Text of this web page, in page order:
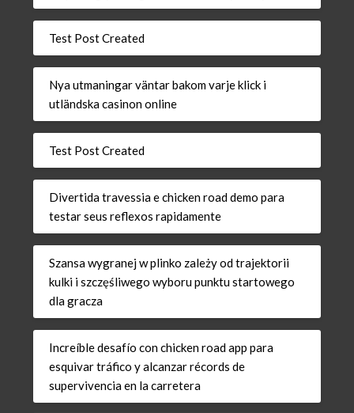
Test Post Created
Nya utmaningar väntar bakom varje klick i
utländska casinon online
Test Post Created
Divertida travessia e chicken road demo para
testar seus reflexos rapidamente
Szansa wygranej w plinko zależy od trajektorii
kulki i szczęśliwego wyboru punktu startowego
dla gracza
Increíble desafío con chicken road app para
esquivar tráfico y alcanzar récords de
supervivencia en la carretera